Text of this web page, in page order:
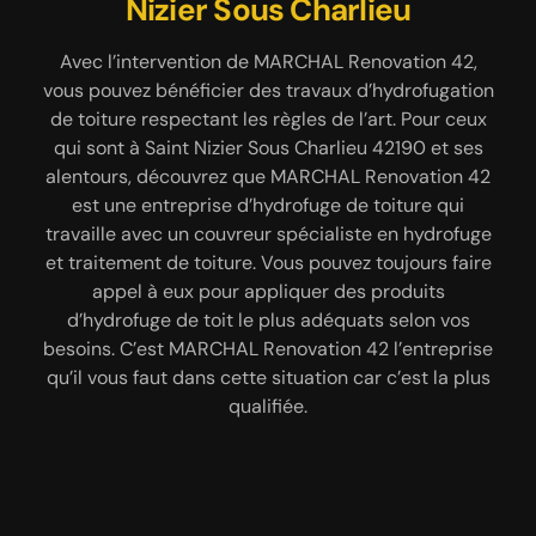
Nizier Sous Charlieu
Avec l’intervention de MARCHAL Renovation 42,
vous pouvez bénéficier des travaux d’hydrofugation
de toiture respectant les règles de l’art. Pour ceux
qui sont à Saint Nizier Sous Charlieu 42190 et ses
alentours, découvrez que MARCHAL Renovation 42
est une entreprise d’hydrofuge de toiture qui
travaille avec un couvreur spécialiste en hydrofuge
et traitement de toiture. Vous pouvez toujours faire
appel à eux pour appliquer des produits
d’hydrofuge de toit le plus adéquats selon vos
besoins. C’est MARCHAL Renovation 42 l’entreprise
qu’il vous faut dans cette situation car c’est la plus
qualifiée.
spécialiste qualifié à Saint
Nizier Sous Charlieu
Afin de vois garantir une remise en état et une
imperméabilisation bien faites, MARCHAL
Renovation 42 est une entreprise de traitement et
d’hydrofuge de toiture très fiable. Elle est
disponible à tout moment à Saint Nizier Sous
Charlieu 42190. Cette entreprise peut intervenir
assurer le nettoyage de votre toiture et exclure les
éventuels résidus. Alors, pour tous services
concernant ce domaine, n’hésitez pas à lui
contacter. Pendant ce moment, les techniciens
pratiquent aussi le démoussage en plus
l’application des produits hydrofuges sur votre
Pour protéger votre toiture de l’humidité et des
intempéries ; pensez à réaliser un traitement
hydrofuge de votre toiture. Cette intervention a
pour but d’éviter la prolifération des parasites
végétaux. Et dans la ville de Saint Nizier Sous
Charlieu 42190 ; vous pouvez compter sur notre
entreprise MARCHAL Renovation 42 pour améliorer
l’esthétique et protéger vos tuiles ; et pour cela,
nous nous mettons à votre service pour réaliser un
hydrofuge coloré de votre toiture. Ayant à notre
disposition les matériels nécessaires, MARCHAL
Renovation 42 saura vous fournir un résultat de
travail de qualité irréprochable.